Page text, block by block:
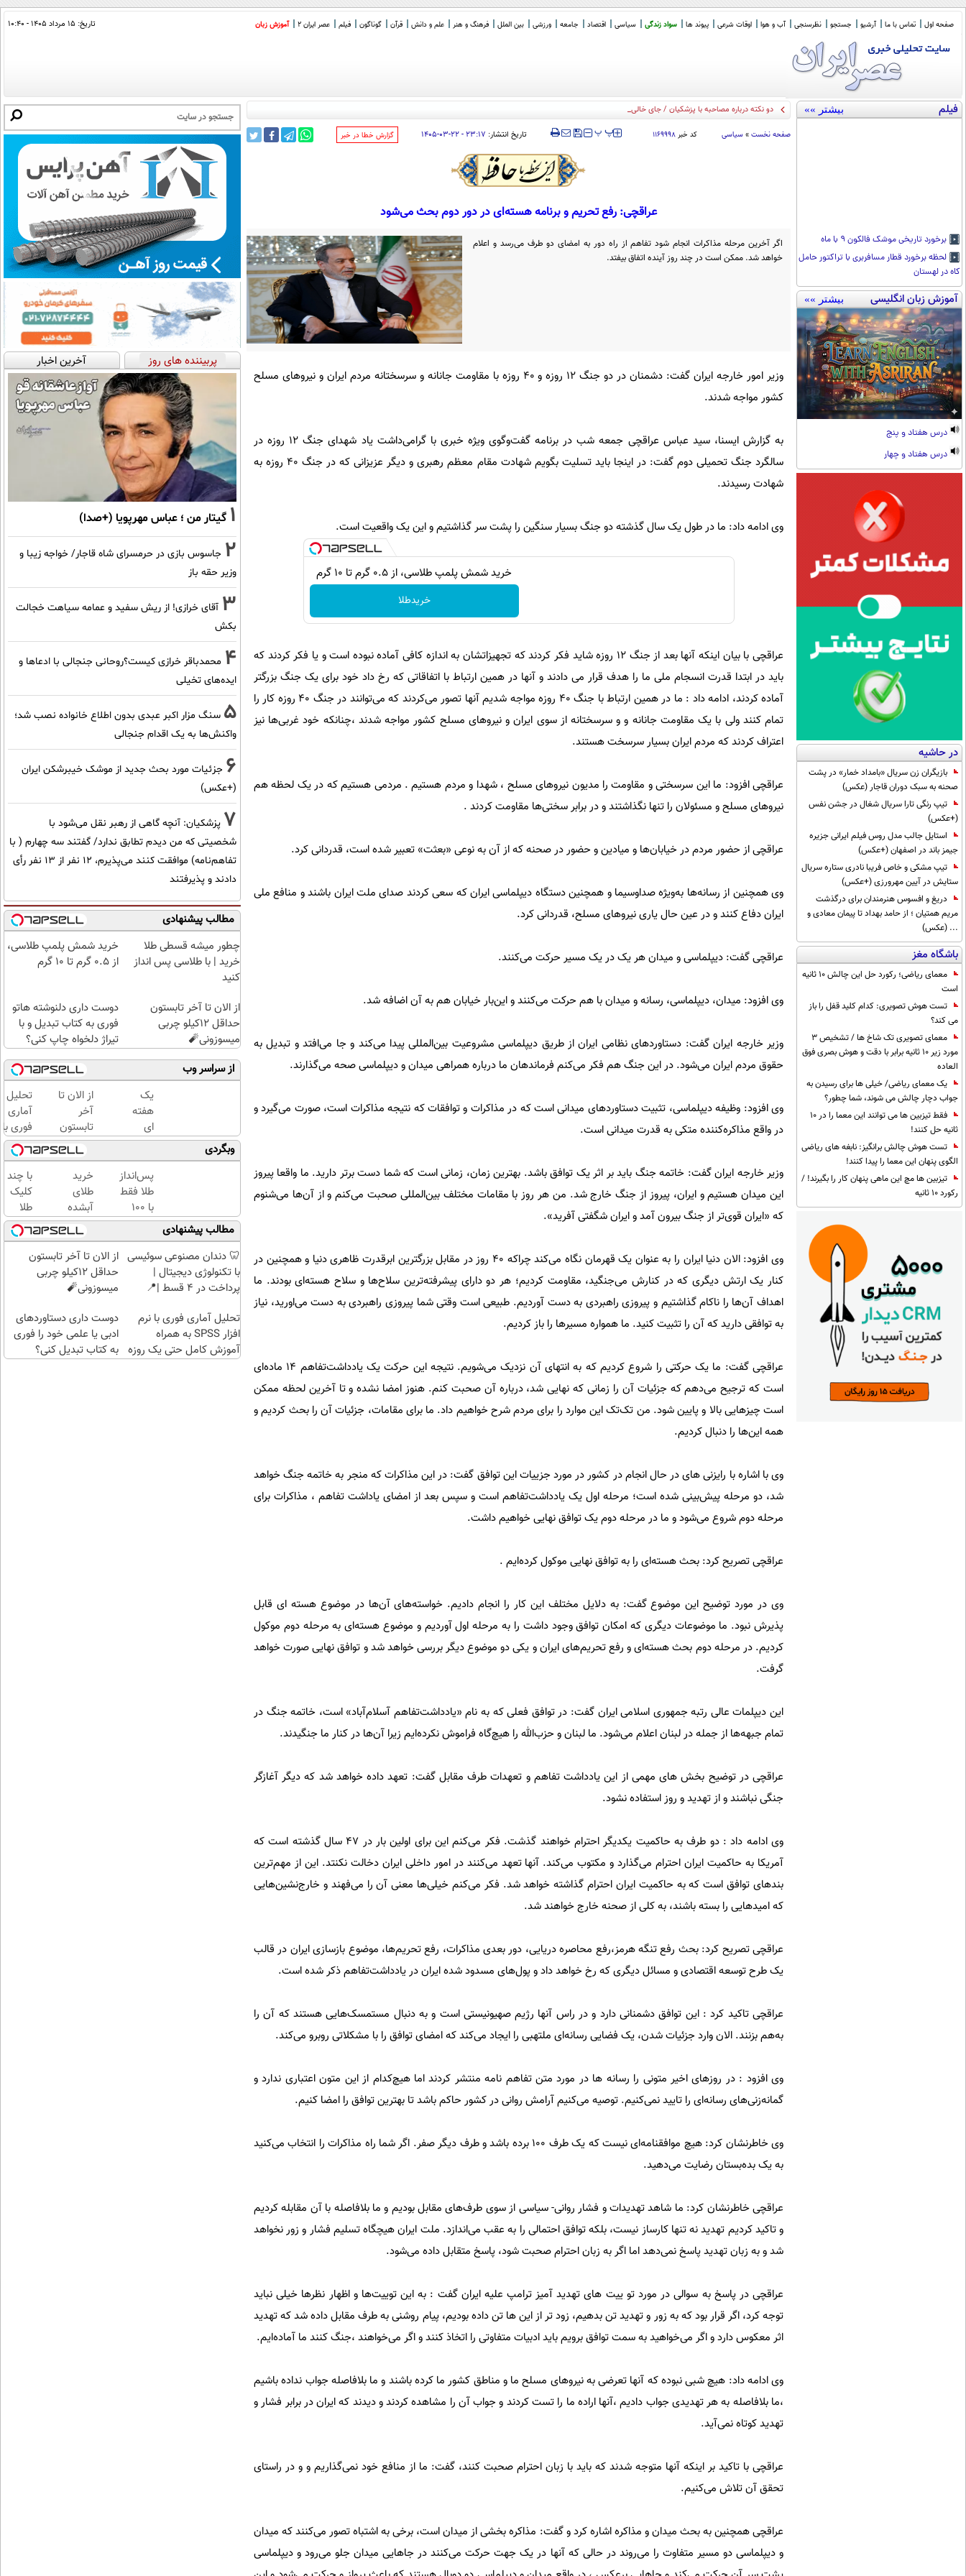
صفحه اول تماس با ما آرشیو جستجو نظرسنجی آب و هوا اوقات شرعی پیوند ها سواد زندگی سیاسی اقتصاد جامعه ورزشی بین الملل فرهنگ و هنر علم و دانش قرآن گوناگون فیلم عصر ایران 2 آموزش زبان تاریخ: ۱۵ مرداد ۱۴۰۵ - ۱۰:۴۰
فیلم بیشتر »»
برخورد تاریخی موشک فالکون ۹ با ماه
لحظه برخورد قطار مسافربری با تراکتور حامل
کاه در لهستان
آموزش زبان انگلیسی بیشتر »»
درس هفتاد و پنج
درس هفتاد و چهار
در حاشیه
بازیگران زن سریال «بامداد خمار» در پشت
صحنه به سبک دوران قاجار (عکس)
تیپ رنگی تارا سریال شغال در جشن نفس
(+عکس)
استایل جالب مدل روس فیلم ایرانی جزیره
جیمز باند در اصفهان (+عکس)
تیپ مشکی و خاص فریبا نادری ستاره سریال
ستایش در آیین مهرورزی (+عکس)
دریغ و افسوس هنرمندان برای درگذشت
مریم همتیان ؛ از حامد بهداد تا پیمان معادی و
... (عکس)
باشگاه مغز
معمای ریاضی؛ رکورد حل این چالش 10 ثانیه
است
تست هوش تصویری: کدام کلید قفل را باز
می کند؟
معمای تصویری تک شاخ ها / تشخیص 3
مورد زیر 10 ثانیه برابر با دقت و هوش بصری فوق
العاده
یک معمای ریاضی/ خیلی ها برای رسیدن به
جواب دچار چالش می شوند، شما چطور؟
فقط تیزبین ها می توانند این معما را در 10
ثانیه حل کنند!
تست هوش چالش برانگیز: نابغه های ریاضی
الگوی پنهان این معما را پیدا کنند!
تیزبین ها مچ این ماهی پنهان کار را بگیرند! /
رکورد 10 ثانیه
دو نکته درباره مصاحبه با پزشکیان / جای خالی خبرنگاران مستقل
صفحه نخست » سیاسی کد خبر ۱۱۶۹۹۹۸ ‍‍‍ پپ تاریخ انتشار: ۲۳:۱۷ - ۲۲-۰۳-۱۴۰۵ ‌گزارش خطا در خبر
عراقچی: رفع تحریم و برنامه‌ هسته‌ای در دور دوم بحث می‌شود
اگر آخرین مرحله مذاکرات انجام شود تفاهم از راه دور به امضای دو طرف می‌رسد و اعلام
خواهد شد. ممکن است در چند روز آینده اتفاق بیفتد.
وزیر امور خارجه ایران گفت: دشمنان در دو جنگ ۱۲ روزه و ۴۰ روزه با مقاومت جانانه و سرسختانه مردم ایران و نیروهای مسلح
کشور مواجه شدند.
به گزارش ایسنا، سید عباس عراقچی جمعه شب در برنامه گفت‌وگوی ویژه خبری با گرامی‌داشت یاد شهدای جنگ ۱۲ روزه در
سالگرد جنگ تحمیلی دوم گفت: در اینجا باید تسلیت بگویم شهادت مقام معظم رهبری و دیگر عزیزانی که در جنگ ۴۰ روزه به
شهادت رسیدند.
وی ادامه داد: ما در طول یک سال گذشته دو جنگ بسیار سنگین را پشت سر گذاشتیم و این یک واقعیت است.
خرید شمش پلمپ طلاسی، از ۰.۵ گرم تا ۱۰ گرم
خریدطلا
عراقچی با بیان اینکه آنها بعد از جنگ ۱۲ روزه شاید فکر کردند که تجهیزاتشان به اندازه کافی آماده نبوده است و یا فکر کردند که
باید در ابتدا قدرت انسجام ملی ما را هدف قرار می دادند و آنها در همین ارتباط با اتفاقاتی که رخ داد خود برای یک جنگ بزرگتر
آماده کردند، ادامه داد : ما در همین ارتباط با جنگ ۴۰ روزه مواجه شدیم آنها تصور می‌کردند که می‌توانند در جنگ ۴۰ روزه کار را
تمام کنند ولی با یک مقاومت جانانه و و سرسختانه از سوی ایران و نیروهای مسلح کشور مواجه شدند ،چنانکه خود غربی‌ها نیز
اعتراف کردند که مردم ایران بسیار سرسخت هستند.
عراقچی افزود: ما این سرسختی و مقاومت را مدیون نیروهای مسلح ، شهدا و مردم هستیم . مردمی هستیم که در یک لحظه هم
نیروهای مسلح و مسئولان را تنها نگذاشتند و در برابر سختی‌ها مقاومت کردند .
عراقچی از حضور مردم در خیابان‌ها و میادین و حضور در صحنه که از آن به نوعی «بعثت» تعبیر شده است، قدردانی کرد.
وی همچنین از رسانه‌ها به‌ویژه صداوسیما و همچنین دستگاه دیپلماسی ایران که سعی کردند صدای ملت ایران باشند و منافع ملی
ایران دفاع کنند و در عین حال یاری نیروهای مسلح، قدردانی کرد.
عراقچی گفت: دیپلماسی و میدان هر یک در یک مسیر حرکت می‌کنند.
وی افزود: میدان، دیپلماسی، رسانه و میدان با هم حرکت می‌کنند و این‌بار خیابان هم به آن اضافه شد.
وزیر خارجه ایران گفت: دستاوردهای نظامی ایران از طریق دیپلماسی مشروعیت بین‌المللی پیدا می‌کند و جا می‌افتد و تبدیل به
حقوق مردم ایران می‌شود. در این جنگ هم فکر می‌کنم فرماندهان ما درباره همراهی میدان و دیپلماسی صحه می‌گذارند.
وی افزود: وظیفه دیپلماسی، تثبیت دستاوردهای میدانی است که در مذاکرات و توافقات که نتیجه مذاکرات است، صورت می‌گیرد و
در واقع مذاکره‌کننده متکی به قدرت میدانی است.
وزیر خارجه ایران گفت: خاتمه جنگ باید بر اثر یک توافق باشد. بهترین زمان، زمانی است که شما دست برتر دارید. ما واقعا پیروز
این میدان هستیم و ایران، پیروز از جنگ خارج شد. من هر روز با مقامات مختلف بین‌المللی صحبت می‌کنم و از آن‌ها می‌شنوم
که «ایران قوی‌تر از جنگ بیرون آمد و ایران شگفتی آفرید».
وی افزود: الان دنیا ایران را به عنوان یک قهرمان نگاه می‌کند چراکه ۴۰ روز در مقابل بزرگترین ابرقدرت ظاهری دنیا و همچنین در
کنار یک ارتش دیگری که در کنارش می‌جنگید، مقاومت کردیم؛ هر دو دارای پیشرفته‌ترین سلاح‌ها و سلاح هسته‌ای بودند. ما
اهداف آن‌ها را ناکام گذاشتیم و پیروزی راهبردی به دست آوردیم. طبیعی است وقتی شما پیروزی راهبردی به دست می‌اورید، نیاز
به توافقی دارید که آن را تثبیت کنید. ما همواره مسیرها را باز کردیم.
عراقچی گفت: ما یک حرکتی را شروع کردیم که به انتهای آن نزدیک می‌شویم. نتیجه این حرکت یک یادداشت‌تفاهم ۱۴ ماده‌ای
است که ترجیح می‌دهم که جزئیات آن را زمانی که نهایی شد، درباره آن صحبت کنم. هنوز امضا نشده و تا آخرین لحظه ممکن
است چیزهایی بالا و پایین شود. من تک‌تک این موارد را برای مردم شرح خواهیم داد. ما برای مقامات، جزئیات آن را بحث کردیم و
همه این‌ها را دنبال کردیم.
وی با اشاره با رایزنی های در حال انجام در کشور در مورد جزییات این توافق گفت: در این مذاکرات که منجر به خاتمه جنگ خواهد
شد، دو مرحله پیش‌بینی شده است؛ مرحله اول یک یادداشت‌تفاهم است و سپس بعد از امضای یاداشت تفاهم ، مذاکرات برای
مرحله دوم شروع می‌شود و ما در مرحله دوم یک توافق نهایی خواهیم داشت.
عراقچی تصریح کرد: بحث هسته‌ای را به توافق نهایی موکول کرده‌ایم .
وی در مورد توضیح این موضوع گفت: به دلایل مختلف این کار را انجام دادیم. خواسته‌های آن‌ها در موضوع هسته ای قابل
پذیرش نبود. ما موضوعات دیگری که امکان توافق وجود داشت را به مرحله اول آوردیم و موضوع هسته‌ای به مرحله دوم موکول
کردیم. در مرحله دوم بحث هسته‌ای و رفع تحریم‌های ایران و یکی دو موضوع دیگر بررسی خواهد شد و توافق نهایی صورت خواهد
گرفت.
این دیپلمات عالی رتبه جمهوری اسلامی ایران گفت: در توافق فعلی که به نام «یادداشت‌تفاهم آسلام‌آباد» است، خاتمه جنگ در
تمام جبهه‌ها از جمله در لبنان اعلام می‌شود. ما لبنان و حزب‌الله را هیچ‌گاه فراموش نکرده‌ایم زیرا آن‌ها در کنار ما جنگیدند.
عراقچی در توضیح بخش های مهمی از این یادداشت تفاهم و تعهدات طرف مقابل گفت: تعهد داده خواهد شد که دیگر آغازگر
جنگی نباشند و از تهدید و روز استفاده نشود.
وی ادامه داد : دو طرف به حاکمیت یکدیگر احترام خواهند گذشت. فکر می‌کنم این برای اولین بار در ۴۷ سال گذشته است که
آمریکا به حاکمیت ایران احترام می‌گذارد و مکتوب می‌کند. آنها تعهد می‌کنند در امور داخلی ایران دخالت نکنتد. این از مهم‌ترین
بندهای توافق است که به حاکمیت ایران احترام گذاشته خواهد شد. فکر می‌کنم خیلی‌ها معنی آن را می‌فهند و خارج‌نشین‌هایی
که امیدهایی را بسته باشند، به کلی از صحنه خارج خواهند شد.
عراقچی تصریح کرد: بحث رفع تنگه هرمز،رفع محاصره دریایی، دور بعدی مذاکرات، رفع تحریم‌ها، موضوع بازسازی ایران در قالب
یک طرح توسعه اقتصادی و مسائل دیگری که رخ خواهد داد و پول‌های مسدود شده ایران در یادداشت‌تفاهم ذکر شده است.
عراقچی تاکید کرد : این توافق دشمنانی دارد و در راس آنها رژیم صهیونیستی است و به دنبال مستمسک‌هایی هستند که آن را
به‌هم بزنند. الان وارد جزئیات شدن، یک فضایی رسانه‌ای ملتهبی را ایجاد می‌کند که امضای توافق را با مشکلاتی روبرو می‌کند.
وی افزود : در روزهای اخیر متونی را رسانه ها در مورد متن تفاهم نامه منتشر کردند اما هیچ‌کدام از این متون اعتباری ندارد و
گمانه‌زنی‌های رسانه‌ای را تایید نمی‌کنیم. توصیه می‌کنیم آرامش روانی در کشور حاکم باشد تا بهترین توافق را امضا کنیم.
وی خاطرنشان کرد: هیچ‌ موافقنامه‌ای نیست که یک طرف ۱۰۰ برده باشد و طرف دیگر صفر. اگر شما راه مذاکرات را انتخاب می‌کنید
به یک بده‌بستان رضایت می‌دهید.
عراقچی خاطرنشان کرد: ما شاهد تهدیدات و فشار روانی- سیاسی از سوی طرف‌های مقابل بودیم و ما بلافاصله با آن مقابله کردیم
و تاکید کردیم تهدید نه تنها کارساز نیست، بلکه توافق احتمالی را به عقب می‌اندازد. ملت ایران هیچگاه تسلیم فشار و زور نخواهد
شد و به زبان تهدید پاسخ نمی‌دهد اما اگر به زبان احترام صحبت شود، پاسخ متقابل داده می‌شود.
عراقچی در پاسخ به سوالی در مورد تو ییت های تهدید آمیز ترامپ علیه ایران گفت : به این توییت‌ها و اظهار نظرها خیلی نباید
توجه کرد، اگر قرار بود که به زور و تهدید تن بدهیم، زود تر از این ها تن داده بودیم، پیام روشنی به طرف مقابل داده شد که تهدید
اثر معکوس دارد و اگر می‌خواهید به سمت توافق برویم باید ادبیات متفاوتی را اتخاذ کنند و اگر می‌خواهند ،جنگ کنند ما آماده‌ایم.
وی ادامه داد: هیچ شبی نبوده که آنها تعرضی به نیروهای مسلح ما و مناطق کشور ما کرده باشند و ما بلافاصله جواب نداده باشیم
،ما بلافاصله به هر تهدیدی جواب دادیم ،آنها اراده ما را تست کردند و جواب آن را مشاهده کردند و دیدند که ایران در برابر فشار و
تهدید کوتاه نمی‌آید.
عراقچی با تاکید بر اینکه آنها متوجه شدند که باید با زبان احترام صحبت کنند، گفت: ما از منافع خود نمی‌گذاریم و و در راستای
تحقق آن تلاش می‌کنیم.
عراقچی همچنین به بحث میدان و مذاکره اشاره کرد و گفت: مذاکره بخشی از میدان است، برخی به اشتباه تصور می‌کنند که میدان
و دیپلماسی دو مسیر متفاوت را می‌روند در حالی که آنها در یک جهت حرکت می‌کنند در جاهایی میدان جلو می‌رود و دیپلماسی
پربیننده های روز آخرین اخبار
1 گیتار من ؛ عباس مهرپویا (+صدا)
2 جاسوس بازی در حرمسرای شاه قاجار/ خواجه زیبا و
وزیر حقه باز
3 آقای خرازی! از ریش سفید و عمامه سیاهت خجالت
بکش
4 محمدباقر خرازی کیست؟روحانی جنجالی با ادعاها و
ایده‌های تخیلی
5 سنگ مزار اکبر عبدی بدون اطلاع خانواده نصب شد؛
واکنش‌ها به یک اقدام جنجالی
6 جزئیات مورد بحث جدید از موشک خیبرشکن ایران
(+عکس)
7 پزشکیان‌: آنچه گاهی از رهبر نقل می‌شود با
شخصیتی که من دیدم تطابق ندارد/ گفتند سه چهارم ( با
تفاهم‌نامه) موافقت کنند می‌پذیرم، 12 نفر از 13 نفر رأی
دادند و پذیرفتند
مطالب پیشنهادی
چطور میشه قسطی طلا
خرید | با طلاسی پس انداز
کنید
خرید شمش پلمپ طلاسی،
از ۰.۵ گرم تا ۱۰ گرم
از الان تا آخر تابستون
حداقل 12کیلو چربی
میسوزونی🧨
دوست داری دلنوشته هاتو
فوری به کتاب تبدیل و با
تیراژ دلخواه چاپ کنی؟
از سراسر وب
یک
هفته
ای
کتابت
را با
مجوز
رسمی
چاپ
کن !
کلیک
کن تا
هست
از الان تا
آخر
تابستون
حداقل
12کیلو
چربی
میسوزونی
🧨
تحلیل
آماری
فوری با
نرم
افزار
SPSS
به
همراه
آموزش
کامل
حتی
وبگردی
پس‌انداز
طلا فقط
با ۱۰۰
هزارتومان
(امن و
راحت)
خرید
طلای
آبشده
حتی با
۱۰۰هزارتومان
با چند
کلیک
طلا
(ثبت‌نام
کن |
بگیر)
مطالب پیشنهادی
🦷 دندان مصنوعی سوئیسی
با تکنولوژی دیجیتال |
پرداخت در 4 قسط |📍
از الان تا آخر تابستون
حداقل 12کیلو چربی
میسوزونی🧨
تحلیل آماری فوری با نرم
افزار SPSS به همراه
آموزش کامل حتی یک روزه
دوست داری دستاوردهای
ادبی یا علمی خود را فوری
به کتاب تبدیل کنی؟